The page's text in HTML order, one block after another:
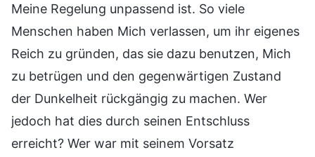
Meine Regelung unpassend ist. So viele
Menschen haben Mich verlassen, um ihr eigenes
Reich zu gründen, das sie dazu benutzen, Mich
zu betrügen und den gegenwärtigen Zustand
der Dunkelheit rückgängig zu machen. Wer
jedoch hat dies durch seinen Entschluss
erreicht? Wer war mit seinem Vorsatz